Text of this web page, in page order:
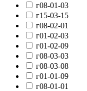
г08-01-03
г15-03-15
г08-02-01
г01-02-03
г01-02-09
г08-03-03
г08-03-08
г01-01-09
г08-01-01